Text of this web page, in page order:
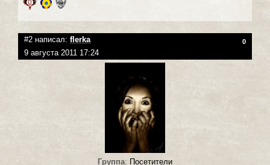
#2 написал: flerka 0
9 августа 2011 17:24
Группа: Посетители